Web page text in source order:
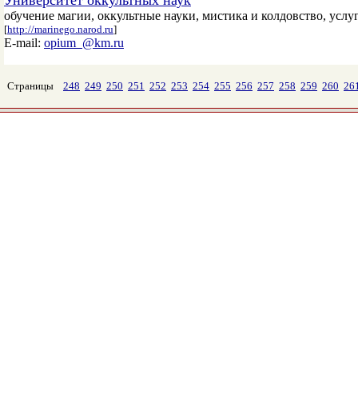
обучение магии, оккультные науки, мистика и колдовство,
[http://marinego.narod.ru]
E-mail: opium_@km.ru
Страницы 248 249 250 251 252 253 254 255 256 257 258 259 260